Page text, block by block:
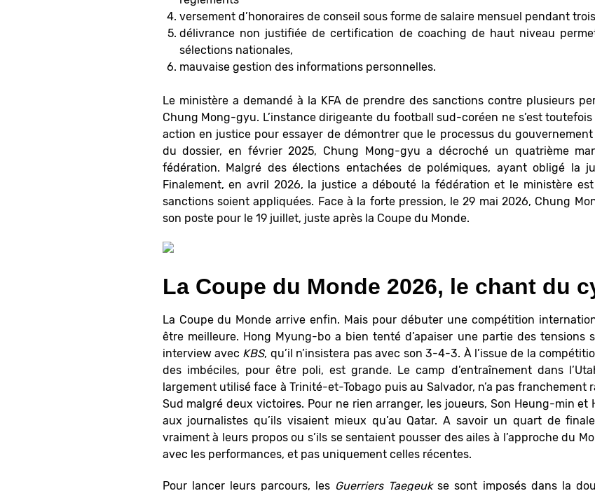
versement d’honoraires de conseil sous forme de salaire mensuel pendant
délivrance non justifiée de certification de coaching de haut niveau
sélections nationales,
mauvaise gestion des informations personnelles.
Le ministère a demandé à la KFA de prendre des sanctions contre plusieurs
Chung Mong-gyu. L’instance dirigeante du football sud-coréen ne s’est
action en justice pour essayer de démontrer que le processus du
du dossier, en février 2025, Chung Mong-gyu a décroché un quatrième
fédération. Malgré des élections entachées de polémiques, ayant obligé la
Finalement, en avril 2026, la justice a débouté la fédération et le ministère
sanctions soient appliquées. Face à la forte pression, le 29 mai 2026, Chung
son poste pour le 19 juillet, juste après la Coupe du Monde.
La Coupe du Monde 2026, le chant du
La Coupe du Monde arrive enfin. Mais pour débuter une compétition
être meilleure. Hong Myung-bo a bien tenté d’apaiser une partie des tensions
interview avec KBS, qu’il n’insistera pas avec son 3-4-3. À l’issue de la
des imbéciles, pour être poli, est grande. Le camp d’entraînement dans
largement utilisé face à Trinité-et-Tobago puis au Salvador, n’a pas franchement
Sud malgré deux victoires. Pour ne rien arranger, les joueurs, Son Heung-min
aux journalistes qu’ils visaient mieux qu’au Qatar. A savoir un quart de
vraiment à leurs propos ou s’ils se sentaient pousser des ailes à l’approche du
avec les performances, et pas uniquement celles récentes.
Pour lancer leurs parcours, les Guerriers Taegeukse sont imposés dans la